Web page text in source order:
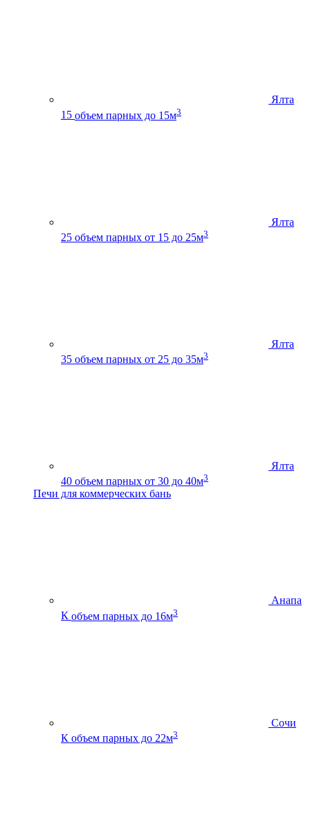
Ялта
15 объем парных до 15м3
Ялта
25 объем парных от 15 до 25м3
Ялта
35 объем парных от 25 до 35м3
Ялта
40 объем парных от 30 до 40м3
Печи для коммерческих бань
Анапа
К объем парных до 16м3
Сочи
К объем парных до 22м3